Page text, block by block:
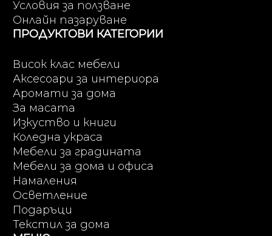
Условия за ползване
Онлайн пазаруване
ПРОДУКТОВИ КАТЕГОРИИ
Висок клас мебели
Аксесоари за интериора
Аромати за дома
За масата
Изкуство и книги
Коледна украса
Мебели за градината
Мебели за дома и офиса
Намаления
Осветление
Подаръци
Текстил за дома